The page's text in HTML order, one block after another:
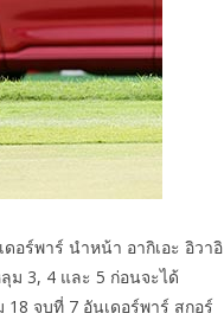
อร์พาร์ นำหน้า อากิเอะ อิวาอิ
ม 3, 4 และ 5 ก่อนจะได้
จบที่ 7 อันเดอร์พาร์ สกอร์